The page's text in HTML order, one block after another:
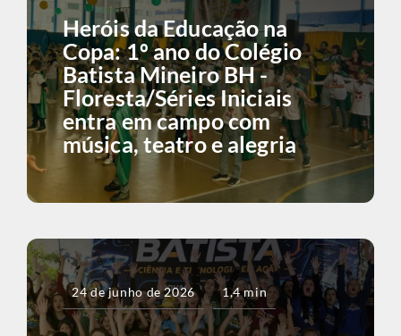
Heróis da Educação na
Copa: 1º ano do Colégio
Batista Mineiro BH -
Floresta/Séries Iniciais
entra em campo com
música, teatro e alegria
24 de junho de 2026 1,4 min